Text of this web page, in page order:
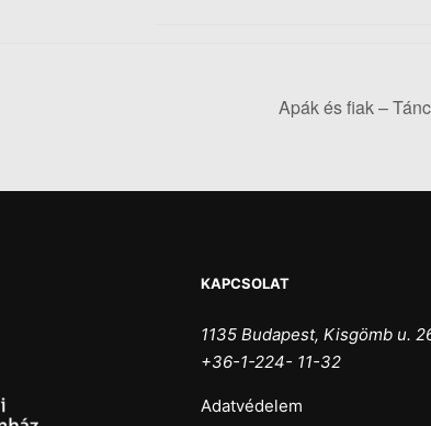
Apák és fiak –
KAPCSOLAT
1135 Budapest, Kisgömb u.
+36-1-224- 11-32
Adatvédelem